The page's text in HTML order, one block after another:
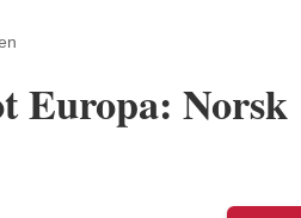
Europa: Norsk